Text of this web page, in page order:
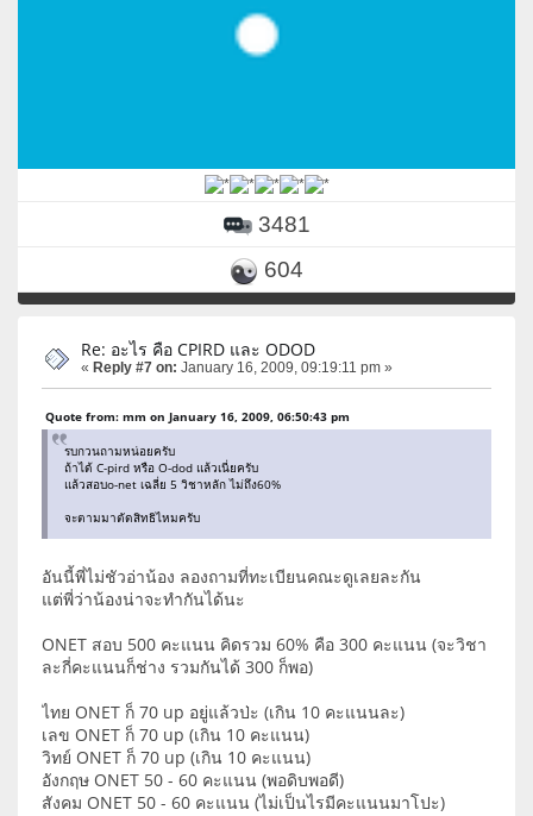
3481
604
Re: อะไร คือ CPIRD และ ODOD
« Reply #7 on: January 16, 2009, 09:19:11 pm »
Quote from: mm on January 16, 2009, 06:50:43 pm
รบกวนถามหน่อยครับ
ถ้าได้ C-pird หรือ O-dod แล้วเนี่ยครับ
แล้วสอบo-net เฉลี่ย 5 วิชาหลัก ไม่ถึง60%
จะตามมาตัดสิทธิไหมครับ
อันนี้พี่ไม่ชัวอ่าน้อง ลองถามที่ทะเบียนคณะดูเลยละกัน
แต่พี่ว่าน้องน่าจะทำกันได้นะ
ONET สอบ 500 คะแนน คิดรวม 60% คือ 300 คะแนน (จะวิชา
ละกี่คะแนนก็ช่าง รวมกันได้ 300 ก็พอ)
ไทย ONET ก็ 70 up อยู่แล้วป่ะ (เกิน 10 คะแนนละ)
เลข ONET ก็ 70 up (เกิน 10 คะแนน)
วิทย์ ONET ก็ 70 up (เกิน 10 คะแนน)
อังกฤษ ONET 50 - 60 คะแนน (พอดิบพอดี)
สังคม ONET 50 - 60 คะแนน (ไม่เป็นไรมีคะแนนมาโปะ)